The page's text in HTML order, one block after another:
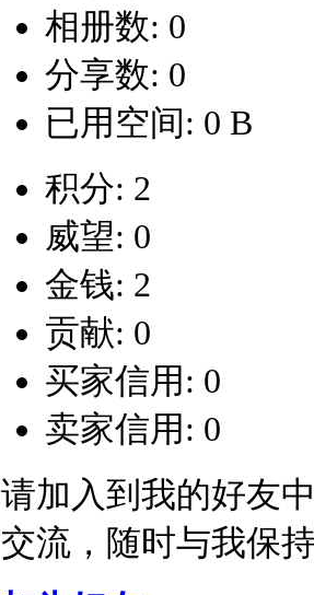
相册数: 0
分享数: 0
已用空间: 0 B
积分: 2
威望: 0
金钱: 2
贡献: 0
买家信用: 0
卖家信用: 0
请加入到我的好友
交流，随时与我保